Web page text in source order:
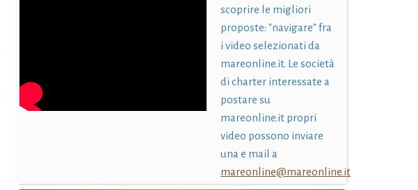
scoprire le migliori
proposte: "navigare" fra
i video selezionati da
mareonline.it. Le società
di charter interessate a
postare su
mareonline.it propri
video possono inviare
una e mail a
mareonline@mareonline.it